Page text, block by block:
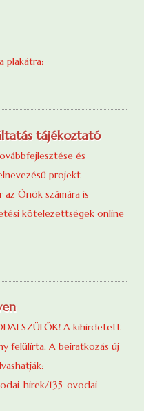
plakátra:
tájékoztató
és
projekt
Önök számára is
kötelezettségek online
SZÜLŐK! A kihirdetett
felülírta. A beiratkozás új
hirek/135-ovodai-